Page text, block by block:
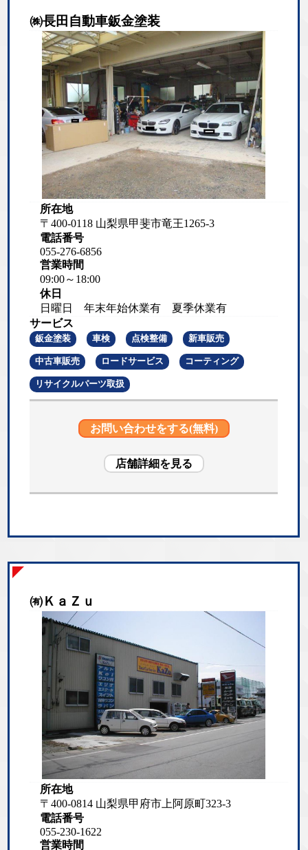
㈱長田自動車鈑金塗装
所在地
〒400-0118 山梨県甲斐市竜王1265-3
電話番号
055-276-6856
営業時間
09:00～18:00
休日
日曜日 年末年始休業有 夏季休業有
サービス
鈑金塗装 車検 点検整備 新車販売
中古車販売 ロードサービス コーティング
リサイクルパーツ取扱
お問い合わせをする(無料)
店舗詳細を見る
㈲ＫａＺｕ
所在地
〒400-0814 山梨県甲府市上阿原町323-3
電話番号
055-230-1622
営業時間